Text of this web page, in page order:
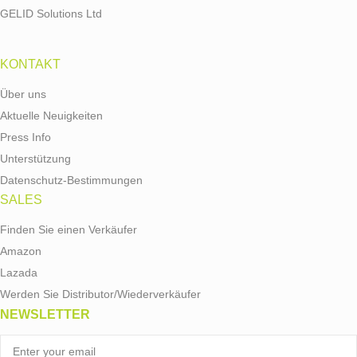
GELID Solutions Ltd
KONTAKT
Über uns
Aktuelle Neuigkeiten
Press Info
Unterstützung
Datenschutz-Bestimmungen
SALES
Finden Sie einen Verkäufer
Amazon
Lazada
Werden Sie Distributor/Wiederverkäufer
NEWSLETTER